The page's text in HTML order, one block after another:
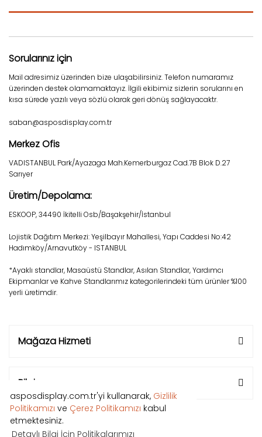
asposdisplay.com.tr'yi kullanarak, Gizlilik
Politikamızı ve Çerez Politikamızı kabul
etmektesiniz.
Detaylı Bilgi İçin Politikalarımızı
Sorularınız için
Mail adresimiz üzerinden bize ulaşabilirsiniz. Telefon numaramız
üzerinden destek olamamaktayız. İlgili ekibimiz sizlerin sorularını en
kısa sürede yazılı veya sözlü olarak geri dönüş sağlayacaktr.
saban@asposdisplay.com.tr
Merkez Ofis
VADISTANBUL Park/Ayazaga Mah.Kemerburgaz Cad.7B Blok D.27
Sarıyer
Üretim/Depolama:
ESKOOP, 34490 İkitelli Osb/Başakşehir/İstanbul
Lojistik Dağıtım Merkezi: Yeşilbayır Mahallesi, Yapı Caddesi No:42
Hadımköy/Arnavutköy - ISTANBUL
*Ayaklı standlar, Masaüstü Standlar, Asılan Standlar, Yardımcı
Ekipmanlar ve Kahve Standlarımız kategorilerindeki tüm ürünler %100
yerli üretimdir.
Mağaza Hizmeti
Bilgi